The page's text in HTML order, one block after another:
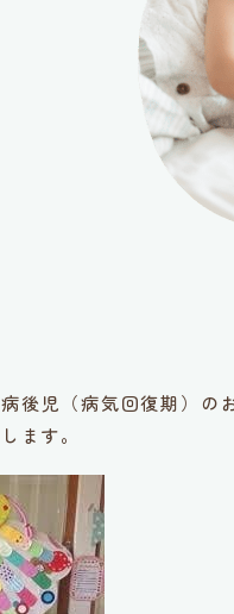
病後児（病気回復期）の
します。